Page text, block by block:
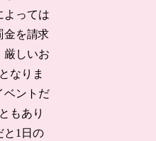
よっては
金を請求
厳しいお
なりま
ベントだ
もあり
と1日の